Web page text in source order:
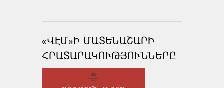
«ՎԷՄ»Ի ՄԱՏԵՆԱՇԱՐԻ
ՀՐԱՏԱՐԱԿՈՒԹՅՈՒՆՆԵՐԸ